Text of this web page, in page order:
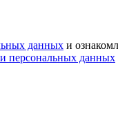
данных и
персональных данных